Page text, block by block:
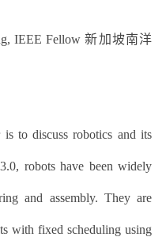
IEEE Fellow 新加坡南洋
to discuss robotics and its
robots have been widely
and assembly. They are
with fixed scheduling using